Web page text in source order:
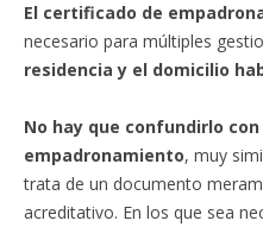
El certificado de
necesario para múltiples
residencia y el domicilio
No hay que confundirlo
empadronamiento, muy
trata de un documento
acreditativo. En los que sea